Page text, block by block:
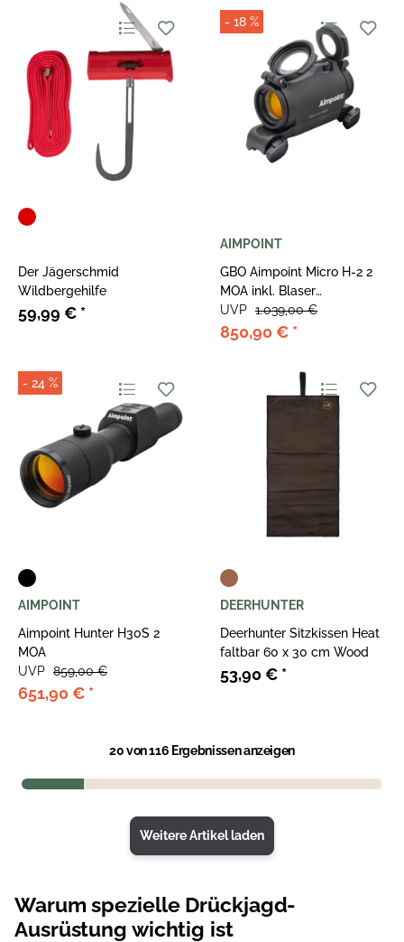
Der Jägerschmid
Wildbergehilfe
59,99 € *
- 18 %
AIMPOINT
GBO Aimpoint Micro H-2 2
MOA inkl. Blaser
Sattelmontage
850,90 € *
UVP 1.039,00 €
- 24 %
AIMPOINT
Aimpoint Hunter H30S 2
MOA
651,90 € *
UVP 859,00 €
DEERHUNTER
Deerhunter Sitzkissen Heat
faltbar 60 x 30 cm Wood
53,90 € *
20von 116 Ergebnissen anzeigen
Weitere Artikel laden
Warum spezielle Drückjagd-
Ausrüstung wichtig ist